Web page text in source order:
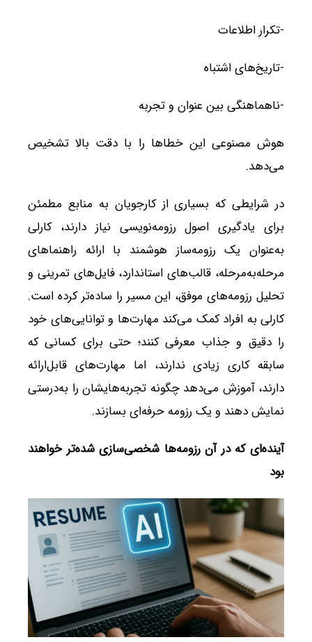
-تکرار اطلاعات
-تاریخ‌های اشتباه
-ناهماهنگی بین عنوان و تجربه
هوش مصنوعی این خطاها را با دقت بالا تشخیص
می‌دهد.
در شرایطی که بسیاری از کارجویان به منابع مطمئن
برای یادگیری اصول رزومه‌نویسی نیاز دارند، کارلی
به‌عنوان یک رزومه‌ساز هوشمند با ارائه راهنماهای
مرحله‌به‌مرحله، قالب‌های استاندارد، فایل‌های تمرینی و
تحلیل رزومه‌های موفق، این مسیر را ساده‌تر کرده است.
کارلی به افراد کمک می‌کند مهارت‌ها و توانایی‌های خود
را دقیق و جذاب معرفی کنند؛ حتی برای کسانی که
سابقه کاری زیادی ندارند، اما مهارت‌های قابل‌ارائه
دارند، آموزش می‌دهد چگونه تجربه‌هایشان را به‌درستی
نمایش دهند و یک رزومه حرفه‌ای بسازند.
آینده‌ای که در آن رزومه‌ها شخصی‌سازی شده‌تر خواهند
بود